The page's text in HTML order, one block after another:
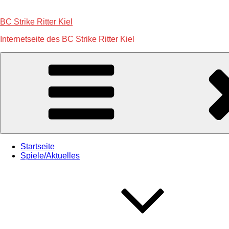
springen
BC Strike Ritter Kiel
Internetseite des BC Strike Ritter Kiel
Startseite
Spiele/Aktuelles